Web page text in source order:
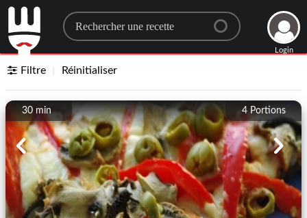
Search for a recipe
Login
Filtre Réinitialiser
4 Portions
30 min